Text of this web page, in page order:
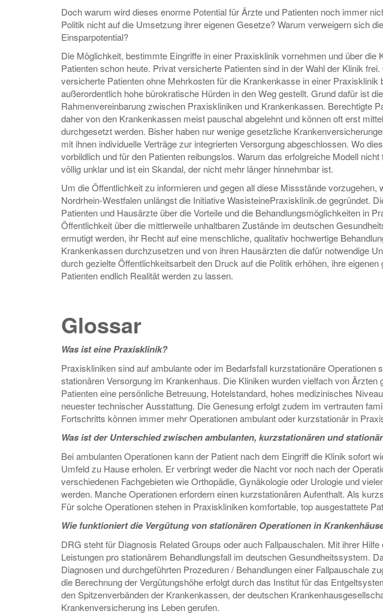
Doch warum wird dieses enorme Potential für Ärzte und Patienten noch immer
Politik nicht auf die Umsetzung ihrer eigenen Gesetze? Warum verweigern sich
Einsparpotential?
Die Möglichkeit, bestimmte Eingriffe in einer Praxisklinik vornehmen und über
Patienten schon heute. Privat versicherte Patienten sind in der Wahl der Klinik
versicherte Patienten ohne Mehrkosten für die Krankenkasse in einer
außerordentlich hohe bürokratische Hürden in den Weg gestellt. Grund dafür ist
Rahmenvereinbarung zwischen Praxiskliniken und Krankenkassen. Berechtigte
daher von den Krankenkassen meist pauschal abgelehnt und können oft erst
durchgesetzt werden. Bisher haben nur wenige gesetzliche
mit ihnen individuelle Verträge zur integrierten Versorgung abgeschlossen. Wo
vorbildlich und für den Patienten reibungslos. Warum das erfolgreiche Modell
völlig unklar und ist ein Skandal, der nicht mehr länger hinnehmbar ist.
Um die Öffentlichkeit zu informieren und gegen all diese Missstände vorzugehen,
Nordrhein-Westfalen unlängst die Initiative WasisteinePraxisklinik.de gegründet.
Patienten und Hausärzte über die Vorteile und die Behandlungsmöglichkeiten in
Öffentlichkeit über die mittlerweile unhaltbaren Zustände im deutschen
ermutigt werden, ihr Recht auf eine menschliche, qualitativ hochwertige
Krankenkassen durchzusetzen und von ihren Hausärzten die dafür notwendige
durch gezielte Öffentlichkeitsarbeit den Druck auf die Politik erhöhen, ihre
Patienten endlich Realität werden zu lassen.
Glossar
Was ist eine Praxisklinik?
Praxiskliniken sind auf ambulante oder im Bedarfsfall kurzstationäre Operationen
stationären Versorgung im Krankenhaus. Die Kliniken wurden vielfach von Ärzten
Patienten eine persönliche Betreuung, Hotelstandard, hohes medizinisches
neuester technischer Ausstattung. Die Genesung erfolgt zudem im vertrauten
Fortschritts können immer mehr Operationen ambulant oder kurzstationär in
Was ist der Unterschied zwischen ambulanten, kurzstationären und
Bei ambulanten Operationen kann der Patient nach dem Eingriff die Klinik sofort
Umfeld zu Hause erholen. Er verbringt weder die Nacht vor noch nach der
verschiedenen Fachgebieten wie Orthopädie, Gynäkologie oder Urologie und
werden. Manche Operationen erfordern einen kurzstationären Aufenthalt. Als
Für solche Operationen stehen in Praxiskliniken komfortable, top ausgestattete
Wie funktioniert die Vergütung von stationären Operationen in
DRG steht für Diagnosis Related Groups oder auch Fallpauschalen. Mit ihrer
Leistungen pro stationärem Behandlungsfall im deutschen Gesundheitssystem.
Diagnosen und durchgeführten Prozeduren / Behandlungen einer Fallpauschale
die Berechnung der Vergütungshöhe erfolgt durch das Institut für das
den Spitzenverbänden der Krankenkassen, der deutschen
Krankenversicherung ins Leben gerufen.